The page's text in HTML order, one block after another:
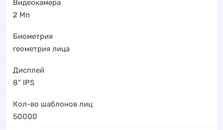
Видеокамера
2 Мп
Биометрия
геометрия лица
Дисплей
8" IPS
Кол-во шаблонов лиц
50000